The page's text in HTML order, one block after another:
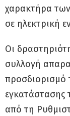
χαρακτήρα
σε ηλεκτρική
Οι
συλλογή
εγκατάστασης
από τη